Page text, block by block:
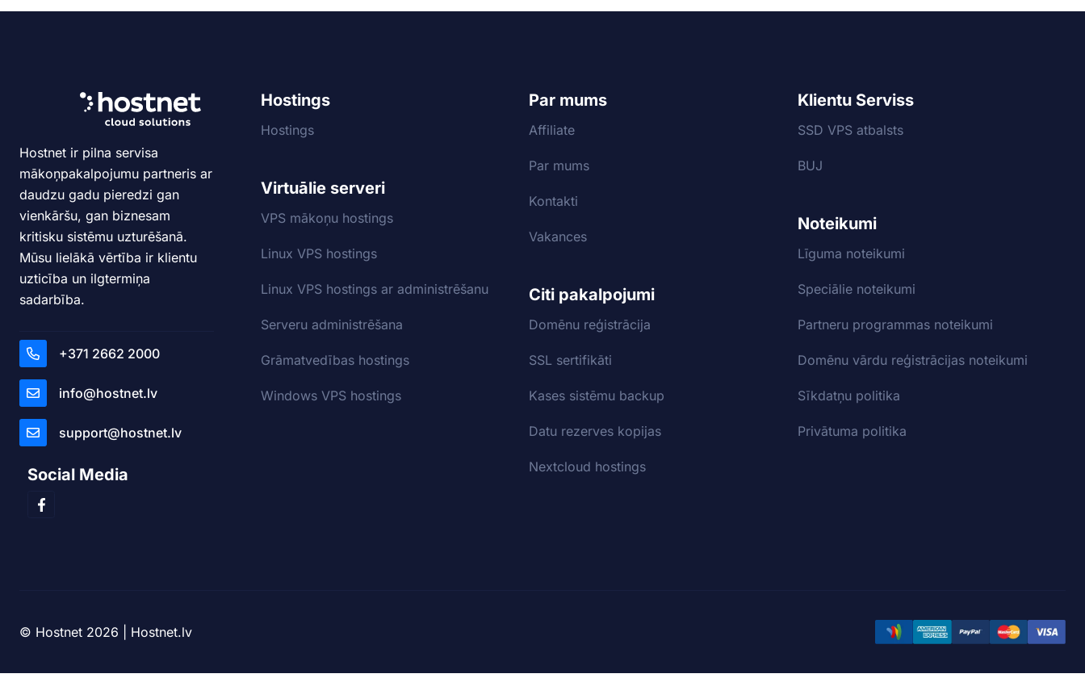
Hostnet ir pilna servisa
mākoņpakalpojumu partneris ar
daudzu gadu pieredzi gan
vienkāršu, gan biznesam
kritisku sistēmu uzturēšanā.
Mūsu lielākā vērtība ir klientu
uzticība un ilgtermiņa
sadarbība.
+371 2662 2000
info@hostnet.lv
support@hostnet.lv
Social Media
Hostings
Hostings
Virtuālie serveri
VPS mākoņu hostings
Linux VPS hostings
Linux VPS hostings ar administrēšanu
Serveru administrēšana
Grāmatvedības hostings
Windows VPS hostings
Par mums
Affiliate
Par mums
Kontakti
Vakances
Citi pakalpojumi
Domēnu reģistrācija
SSL sertifikāti
Kases sistēmu backup
Datu rezerves kopijas
Nextcloud hostings
Klientu Serviss
SSD VPS atbalsts
BUJ
Noteikumi
Līguma noteikumi
Speciālie noteikumi
Partneru programmas noteikumi
Domēnu vārdu reģistrācijas noteikumi
Sīkdatņu politika
Privātuma politika
© Hostnet 2026 | Hostnet.lv